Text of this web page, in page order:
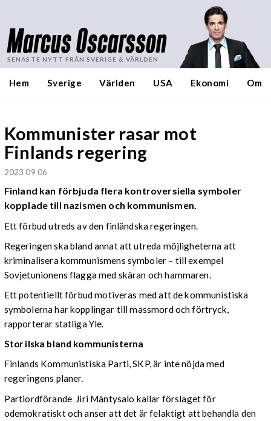
Marcus Oscarsson
SENASTE NYTT FRÅN SVERIGE & VÄRLDEN
Hem Sverige Världen USA Ekonomi Om
Kommunister rasar mot
Finlands regering
2023 09 06
Finland kan förbjuda flera kontroversiella symboler
kopplade till nazismen och kommunismen.
Ett förbud utreds av den finländska regeringen.
Regeringen ska bland annat att utreda möjligheterna att
kriminalisera kommunismens symboler – till exempel
Sovjetunionens flagga med skäran och hammaren.
Ett potentiellt förbud motiveras med att de kommunistiska
symbolerna har kopplingar till massmord och förtryck,
rapporterar statliga Yle.
Stor ilska bland kommunisterna
Finlands Kommunistiska Parti, SKP, är inte nöjda med
regeringens planer.
Partiordförande Jiri Mäntysalo kallar förslaget för
odemokratiskt och anser att det är felaktigt att behandla den